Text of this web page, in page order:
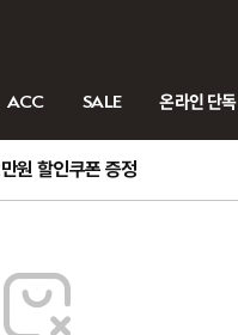
ACC SALE 온라인 단독
원 할인쿠폰 증정